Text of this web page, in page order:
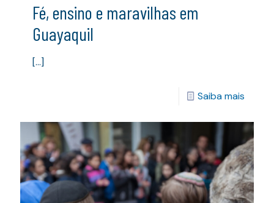
Fé, ensino e maravilhas em
Guayaquil
[…]
Saiba mais